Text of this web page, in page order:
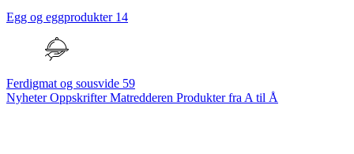
Egg og eggprodukter 14
Ferdigmat og sousvide 59
NyheterOppskrifterMatredderen Produkter fra A til Å